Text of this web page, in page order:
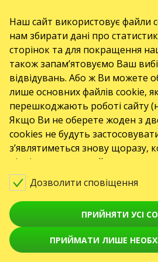
SERVICES
Доставка та оплата
Мапа сайту
О НАС
Організаторам Логотип на
Публічна оферта
Наш сайт використовує файли
нам збирати дані про
сторінок та для покращення
також запам’ятовуємо Ваш
відвідувань. Або ж Ви можете
лише основних файлів cookie,
перешкоджають роботі сайту
Якщо Ви не оберете жоден з
cookies не будуть
з’являтиметься знову щоразу,
відвідувати наш сайт.
Дозволити сповіщення
ПРИЙНЯТИ УСІ
ПРИЙМАТИ ЛИШЕ